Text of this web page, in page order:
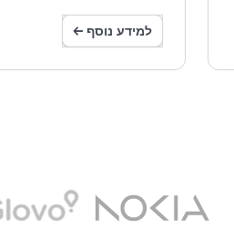
למידע נוסף ←